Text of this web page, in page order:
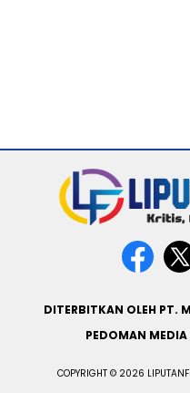
DITERBITKAN OLEH PT.
PEDOMAN MEDIA
COPYRIGHT © 2026